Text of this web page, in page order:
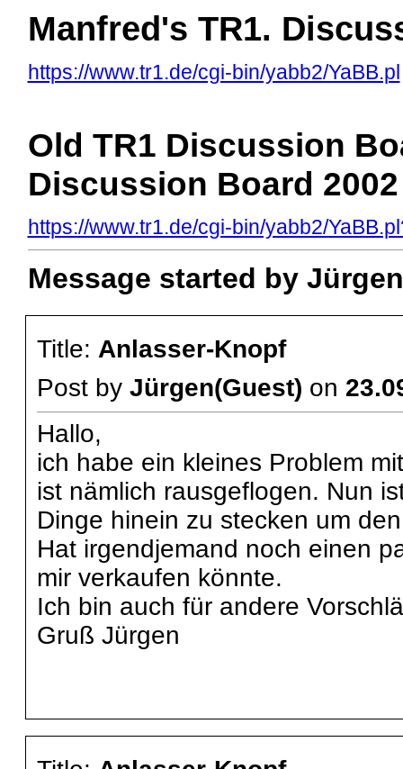
Manfred's TR1.
https://www.tr1.de/cgi-bin/yabb2/YaBB.pl
Old TR1 Discussion
Discussion Board
https://www.tr1.de/cgi-bin/yabb2/
Message started by
Title: Anlasser-Knopf
Post by Jürgen(Guest) on
Hallo,
ich habe ein kleines Problem
ist nämlich rausgeflogen. Nun
Dinge hinein zu stecken um
Hat irgendjemand noch einen
mir verkaufen könnte.
Ich bin auch für andere
Gruß Jürgen